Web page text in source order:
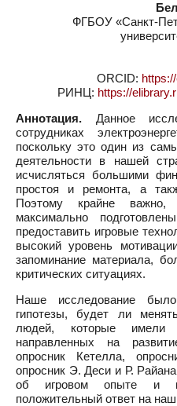
ФГБОУ «Санкт-
ORCID:
РИНЦ: https://
Аннотация. Данное
сотрудниках
поскольку это один из
деятельности в нашей
исчисляться большими
простоя и ремонта, а
Поэтому крайне
максимально
предоставить игровые
высокий уровень
запоминание материала,
критических ситуациях.
Наше исследование
гипотезы, будет ли
людей, которые
направленных на
опросник Кетелла,
опросник Э. Деси и Р.
об игровом опыте и
положительный ответ на